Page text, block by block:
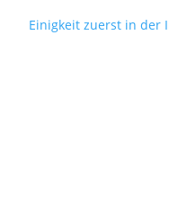
Einigkeit zuerst in der